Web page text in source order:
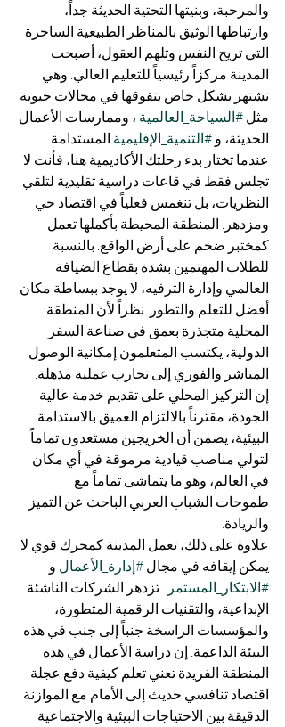
والمرحبة، وبنيتها التحتية الحديثة جداً،
وارتباطها الوثيق بالمناظر الطبيعية الساحرة
التي تريح النفس وتلهم العقول، أصبحت
المدينة مركزاً رئيسياً للتعليم العالي. وهي
تشتهر بشكل خاص بتفوقها في مجالات حيوية
مثل #السياحة_العالمية ، وممارسات الأعمال
الحديثة، و #التنمية_الإقليمية المستدامة.
عندما تختار بدء رحلتك الأكاديمية هنا، فأنت لا
تجلس فقط في قاعات دراسية تقليدية لتلقي
النظريات، بل تنغمس فعلياً في اقتصاد حي
ومزدهر. المنطقة المحيطة بأكملها تعمل
كمختبر ضخم على أرض الواقع. بالنسبة
للطلاب المهتمين بشدة بقطاع الضيافة
العالمي وإدارة الترفيه، لا يوجد ببساطة مكان
أفضل للتعلم والتطور. نظراً لأن المنطقة
المحلية متجذرة بعمق في صناعة السفر
الدولية، يكتسب المتعلمون إمكانية الوصول
المباشر والفوري إلى تجارب عملية مذهلة.
إن التركيز المحلي على تقديم خدمة عالية
الجودة، مقترناً بالالتزام العميق بالاستدامة
البيئية، يضمن أن الخريجين مستعدون تماماً
لتولي مناصب قيادية مرموقة في أي مكان
في العالم، وهو ما يتماشى تماماً مع
طموحات الشباب العربي الباحث عن التميز
والريادة.
علاوة على ذلك، تعمل المدينة كمحرك قوي لا
يمكن إيقافه في مجال #إدارة_الأعمال و
#الابتكار_المستمر . تزدهر الشركات الناشئة
الإبداعية، والتقنيات الرقمية المتطورة،
والمؤسسات الراسخة جنباً إلى جنب في هذه
البيئة الداعمة. إن دراسة الأعمال في هذه
المنطقة الفريدة تعني تعلم كيفية دفع عجلة
اقتصاد تنافسي حديث إلى الأمام مع الموازنة
الدقيقة بين الاحتياجات البيئية والاجتماعية